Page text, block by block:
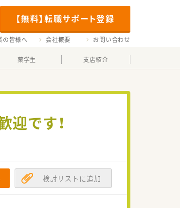
【無料】転職サポート登録
の皆様へ 会社概要 お問い合わせ
薬学生 支店紹介
です！
検討リストに追加